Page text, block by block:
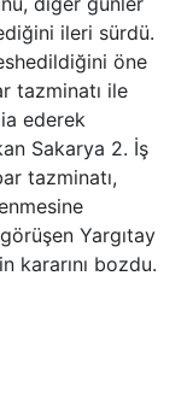
ileri sürdü.
öne
tazminatı ile
ederek
Sakarya 2. İş
tazminatı,
Yargıtay
kararını bozdu.